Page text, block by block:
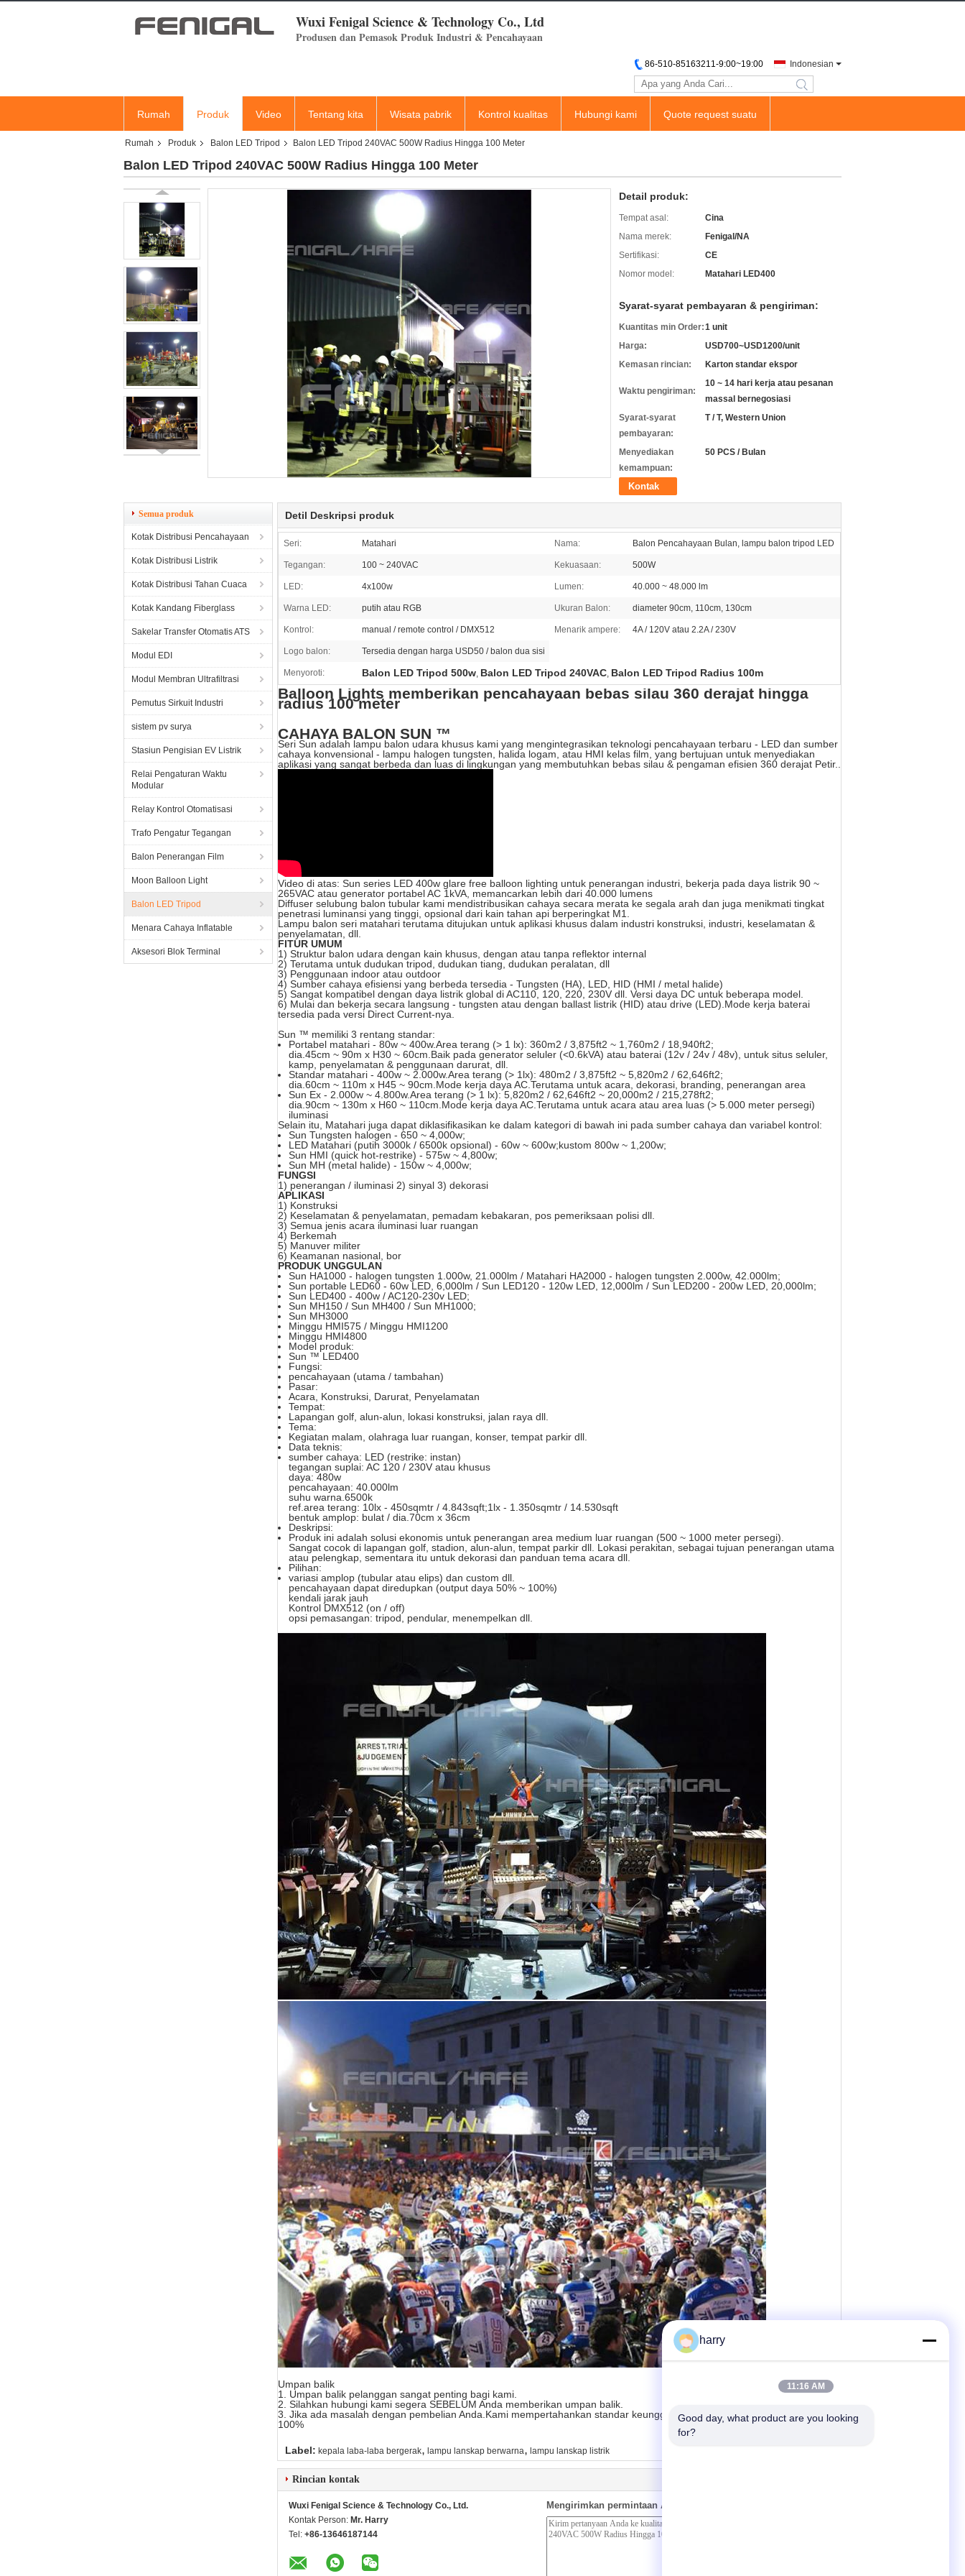
Wuxi Fenigal Science & Technology Co., Ltd
Produsen dan Pemasok Produk Industri & Pencahayaan
Indonesian
86-510-85163211-9:00~19:00
search
Rumah Produk Video Tentang kita Wisata pabrik Kontrol kualitas Hubungi kami Quote request suatu
Rumah Produk Balon LED Tripod Balon LED Tripod 240VAC 500W Radius Hingga 100 Meter
Balon LED Tripod 240VAC 500W Radius Hingga 100 Meter
Detail produk:
Tempat asal:
Cina
Nama merek:
Fenigal/NA
Sertifikasi:
CE
Nomor model:
Matahari LED400
Syarat-syarat pembayaran & pengiriman:
Kuantitas min Order:1 unit
Harga:
USD700~USD1200/unit
Kemasan rincian:
Karton standar ekspor
Waktu pengiriman:
10 ~ 14 hari kerja atau pesanan
massal bernegosiasi
Syarat-syarat
pembayaran:
T / T, Western Union
Menyediakan
kemampuan:
50 PCS / Bulan
Kontak
Semua produk
Kotak Distribusi Pencahayaan
Kotak Distribusi Listrik
Kotak Distribusi Tahan Cuaca
Kotak Kandang Fiberglass
Sakelar Transfer Otomatis ATS
Modul EDI
Modul Membran Ultrafiltrasi
Pemutus Sirkuit Industri
sistem pv surya
Stasiun Pengisian EV Listrik
Relai Pengaturan Waktu
Modular
Relay Kontrol Otomatisasi
Trafo Pengatur Tegangan
Balon Penerangan Film
Moon Balloon Light
Balon LED Tripod
Menara Cahaya Inflatable
Aksesori Blok Terminal
Detil Deskripsi produk
Seri: Matahari Nama: Balon Pencahayaan Bulan, lampu balon tripod LED
Tegangan: 100 ~ 240VAC Kekuasaan: 500W
LED: 4x100w Lumen: 40.000 ~ 48.000 lm
Warna LED: putih atau RGB Ukuran Balon: diameter 90cm, 110cm, 130cm
Kontrol: manual / remote control / DMX512 Menarik ampere: 4A / 120V atau 2.2A / 230V
Logo balon: Tersedia dengan harga USD50 / balon dua sisi
Menyoroti: Balon LED Tripod 500w, Balon LED Tripod 240VAC, Balon LED Tripod Radius 100m
Balloon Lights memberikan pencahayaan bebas silau 360 derajat hingga
radius 100 meter
CAHAYA BALON SUN ™
Seri Sun adalah lampu balon udara khusus kami yang mengintegrasikan teknologi pencahayaan terbaru - LED dan sumber
cahaya konvensional - lampu halogen tungsten, halida logam, atau HMI kelas film, yang bertujuan untuk menyediakan
aplikasi yang sangat berbeda dan luas di lingkungan yang membutuhkan bebas silau & pengaman efisien 360 derajat Petir..
Video di atas: Sun series LED 400w glare free balloon lighting untuk penerangan industri, bekerja pada daya listrik 90 ~
265VAC atau generator portabel AC 1kVA, memancarkan lebih dari 40.000 lumens
Diffuser selubung balon tubular kami mendistribusikan cahaya secara merata ke segala arah dan juga menikmati tingkat
penetrasi luminansi yang tinggi, opsional dari kain tahan api berperingkat M1.
Lampu balon seri matahari terutama ditujukan untuk aplikasi khusus dalam industri konstruksi, industri, keselamatan &
penyelamatan, dll.
FITUR UMUM
1) Struktur balon udara dengan kain khusus, dengan atau tanpa reflektor internal
2) Terutama untuk dudukan tripod, dudukan tiang, dudukan peralatan, dll
3) Penggunaan indoor atau outdoor
4) Sumber cahaya efisiensi yang berbeda tersedia - Tungsten (HA), LED, HID (HMI / metal halide)
5) Sangat kompatibel dengan daya listrik global di AC110, 120, 220, 230V dll. Versi daya DC untuk beberapa model.
6) Mulai dan bekerja secara langsung - tungsten atau dengan ballast listrik (HID) atau drive (LED).Mode kerja baterai
tersedia pada versi Direct Current-nya.
Sun ™ memiliki 3 rentang standar:
Portabel matahari - 80w ~ 400w.Area terang (> 1 lx): 360m2 / 3,875ft2 ~ 1,760m2 / 18,940ft2;
dia.45cm ~ 90m x H30 ~ 60cm.Baik pada generator seluler (<0.6kVA) atau baterai (12v / 24v / 48v), untuk situs seluler,
kamp, ​​penyelamatan & penggunaan darurat, dll.
Standar matahari - 400w ~ 2.000w.Area terang (> 1lx): 480m2 / 3,875ft2 ~ 5,820m2 / 62,646ft2;
dia.60cm ~ 110m x H45 ~ 90cm.Mode kerja daya AC.Terutama untuk acara, dekorasi, branding, penerangan area
Sun Ex - 2.000w ~ 4.800w.Area terang (> 1 lx): 5,820m2 / 62,646ft2 ~ 20,000m2 / 215,278ft2;
dia.90cm ~ 130m x H60 ~ 110cm.Mode kerja daya AC.Terutama untuk acara atau area luas (> 5.000 meter persegi)
iluminasi
Selain itu, Matahari juga dapat diklasifikasikan ke dalam kategori di bawah ini pada sumber cahaya dan variabel kontrol:
Sun Tungsten halogen - 650 ~ 4,000w;
LED Matahari (putih 3000k / 6500k opsional) - 60w ~ 600w;kustom 800w ~ 1,200w;
Sun HMI (quick hot-restrike) - 575w ~ 4,800w;
Sun MH (metal halide) - 150w ~ 4,000w;
FUNGSI
1) penerangan / iluminasi 2) sinyal 3) dekorasi
APLIKASI
1) Konstruksi
2) Keselamatan & penyelamatan, pemadam kebakaran, pos pemeriksaan polisi dll.
3) Semua jenis acara iluminasi luar ruangan
4) Berkemah
5) Manuver militer
6) Keamanan nasional, bor
PRODUK UNGGULAN
Sun HA1000 - halogen tungsten 1.000w, 21.000lm / Matahari HA2000 - halogen tungsten 2.000w, 42.000lm;
Sun portable LED60 - 60w LED, 6,000lm / Sun LED120 - 120w LED, 12,000lm / Sun LED200 - 200w LED, 20,000lm;
Sun LED400 - 400w / AC120-230v LED;
Sun MH150 / Sun MH400 / Sun MH1000;
Sun MH3000
Minggu HMI575 / Minggu HMI1200
Minggu HMI4800
Model produk:
Sun ™ LED400
Fungsi:
pencahayaan (utama / tambahan)
Pasar:
Acara, Konstruksi, Darurat, Penyelamatan
Tempat:
Lapangan golf, alun-alun, lokasi konstruksi, jalan raya dll.
Tema:
Kegiatan malam, olahraga luar ruangan, konser, tempat parkir dll.
Data teknis:
sumber cahaya: LED (restrike: instan)
tegangan suplai: AC 120 / 230V atau khusus
daya: 480w
pencahayaan: 40.000lm
suhu warna.6500k
ref.area terang: 10lx - 450sqmtr / 4.843sqft;1lx - 1.350sqmtr / 14.530sqft
bentuk amplop: bulat / dia.70cm x 36cm
Deskripsi:
Produk ini adalah solusi ekonomis untuk penerangan area medium luar ruangan (500 ~ 1000 meter persegi).
Sangat cocok di lapangan golf, stadion, alun-alun, tempat parkir dll. Lokasi perakitan, sebagai tujuan penerangan utama
atau pelengkap, sementara itu untuk dekorasi dan panduan tema acara dll.
Pilihan:
variasi amplop (tubular atau elips) dan custom dll.
pencahayaan dapat diredupkan (output daya 50% ~ 100%)
kendali jarak jauh
Kontrol DMX512 (on / off)
opsi pemasangan: tripod, pendular, menempelkan dll.
Umpan balik
1. Umpan balik pelanggan sangat penting bagi kami.
2. Silahkan hubungi kami segera SEBELUM Anda memberikan umpan balik.
3. Jika ada masalah dengan pembelian Anda.Kami mempertahankan standar keunggulan yang tinggi dan berusaha untuk
100%
Label: kepala laba-laba bergerak, lampu lanskap berwarna, lampu lanskap listrik
Rincian kontak
Wuxi Fenigal Science & Technology Co., Ltd.
Kontak Person: Mr. Harry
Tel: +86-13646187144
Mengirimkan permintaan Anda secara langsung kepada kami
harry
11:16 AM
Good day, what product are you looking
for?